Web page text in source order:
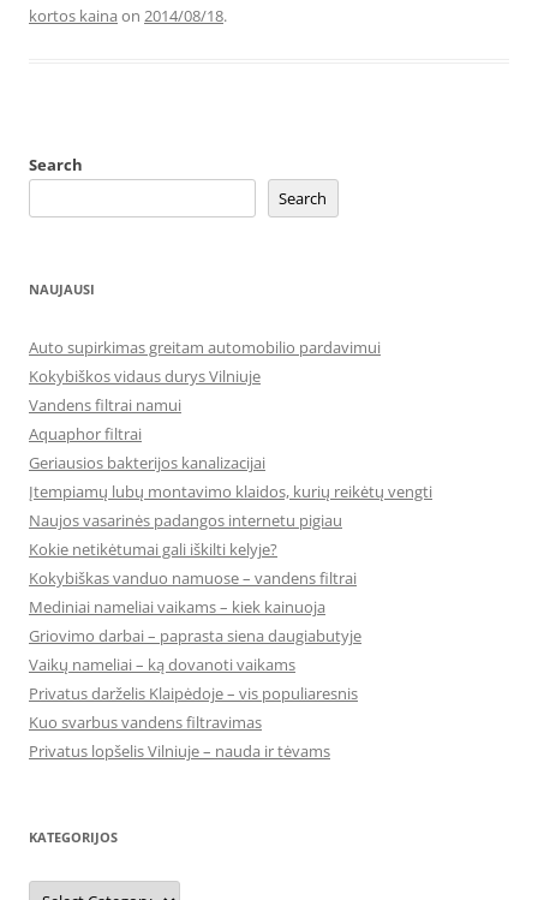
kortos kaina on 2014/08/18.
Search
Search
NAUJAUSI
Auto supirkimas greitam automobilio pardavimui
Kokybiškos vidaus durys Vilniuje
Vandens filtrai namui
Aquaphor filtrai
Geriausios bakterijos kanalizacijai
Įtempiamų lubų montavimo klaidos, kurių reikėtų vengti
Naujos vasarinės padangos internetu pigiau
Kokie netikėtumai gali iškilti kelyje?
Kokybiškas vanduo namuose – vandens filtrai
Mediniai nameliai vaikams – kiek kainuoja
Griovimo darbai – paprasta siena daugiabutyje
Vaikų nameliai – ką dovanoti vaikams
Privatus darželis Klaipėdoje – vis populiaresnis
Kuo svarbus vandens filtravimas
Privatus lopšelis Vilniuje – nauda ir tėvams
KATEGORIJOS
Kategorijos